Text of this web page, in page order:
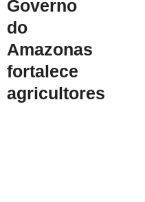
Governo
do
Amazonas
fortalece
agricultores